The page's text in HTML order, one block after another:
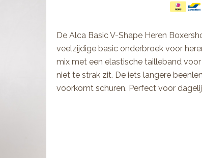
De Alca Basic V-Shape Heren
veelzijdige basic onderbroek voor
mix met een elastische tailleband
niet te strak zit. De iets langere
voorkomt schuren. Perfect voor